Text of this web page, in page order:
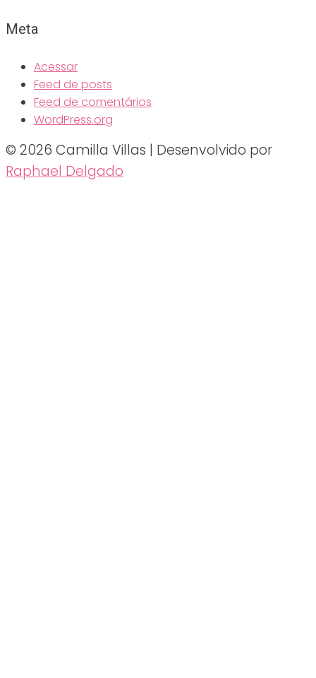
Meta
Acessar
Feed de posts
Feed de comentários
WordPress.org
© 2026 Camilla Villas | Desenvolvido por
Raphael Delgado